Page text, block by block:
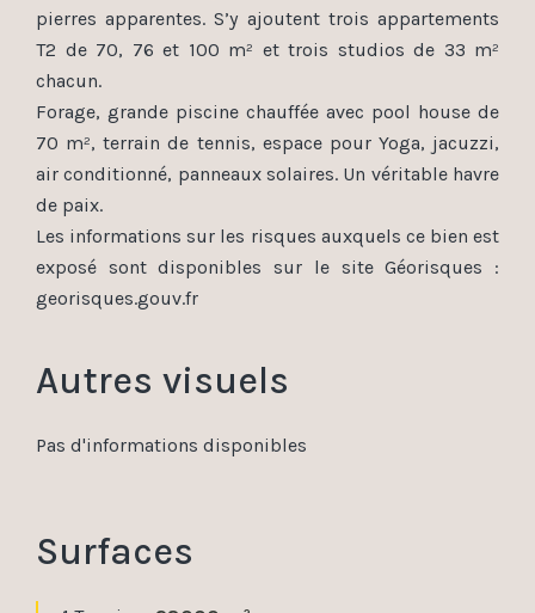
pierres apparentes. S’y ajoutent trois appartements
T2 de 70, 76 et 100 m² et trois studios de 33 m²
chacun.
Forage, grande piscine chauffée avec pool house de
70 m², terrain de tennis, espace pour Yoga, jacuzzi,
air conditionné, panneaux solaires. Un véritable havre
de paix.
Les informations sur les risques auxquels ce bien est
exposé sont disponibles sur le site Géorisques :
georisques.gouv.fr
Autres visuels
Pas d'informations disponibles
Surfaces